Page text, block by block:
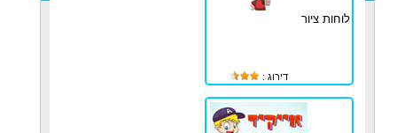
לוחות ציור
דירוג :